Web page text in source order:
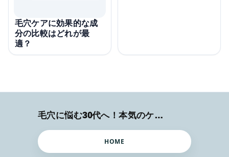
毛穴ケアに効果的な成
分の比較はどれが最
適？
毛穴に悩む30代へ！本気のケア術特集
HOME